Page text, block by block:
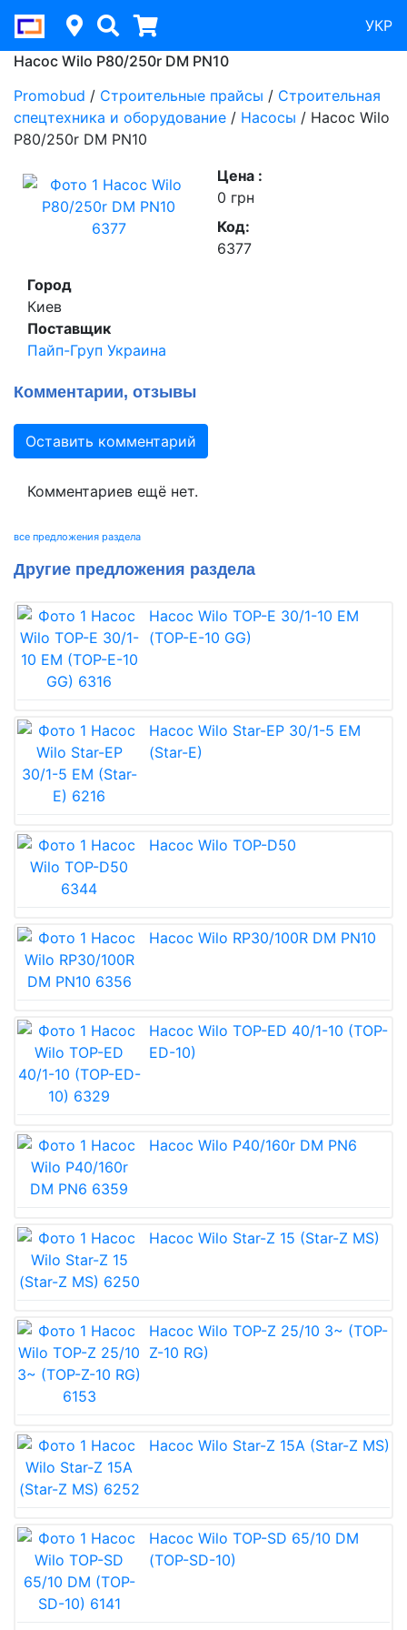
УКР
Насос Wilo P80/250r DM PN10
Promobud / Строительные прайсы / Строительная
спецтехника и оборудование / Насосы / Насос Wilo
P80/250r DM PN10
Цена :
0 грн
Код:
6377
Город
Киев
Поставщик
Пайп-Груп Украина
Комментарии, отзывы
Оставить комментарий
Комментариев ещё нет.
все предложения раздела
Другие предложения раздела
Насос Wilo TOP-E 30/1-10 EM
(TOP-E-10 GG)
Насос Wilo Star-EP 30/1-5 EM
(Star-E)
Насос Wilo TOP-D50
Насос Wilo RP30/100R DM PN10
Насос Wilo TOP-ED 40/1-10 (TOP-
ED-10)
Насос Wilo P40/160r DM PN6
Насос Wilo Star-Z 15 (Star-Z MS)
Насос Wilo TOP-Z 25/10 3~ (TOP-
Z-10 RG)
Насос Wilo Star-Z 15A (Star-Z MS)
Насос Wilo TOP-SD 65/10 DM
(TOP-SD-10)